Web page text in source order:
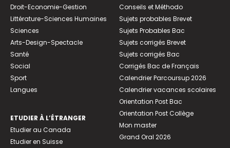
Droit-Economie-Gestion
Littérature-Sciences Humaines
Sciences
Arts-Design-Spectacle
Santé
Social
Sport
Langues
ETUDIER À L’ÉTRANGER
Etudier au Canada
Etudier en Suisse
Conseils et Méthodo
Sujets probables Brevet
Sujets Probables Bac
Sujets corrigés Brevet
Sujets corrigés Bac
Corrigés Bac de Français
Calendrier Parcoursup 2026
Calendrier vacances scolaires
Orientation Post Bac
Orientation Post Collège
Mon master
Grand Oral 2026